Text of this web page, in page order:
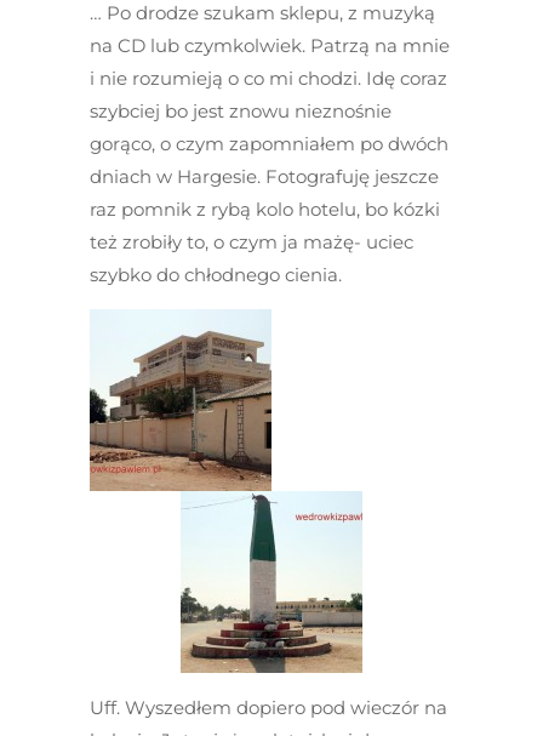
… Po drodze szukam sklepu, z muzyką
na CD lub czymkolwiek. Patrzą na mnie
i nie rozumieją o co mi chodzi. Idę coraz
szybciej bo jest znowu nieznośnie
gorąco, o czym zapomniałem po dwóch
dniach w Hargesie. Fotografuję jeszcze
raz pomnik z rybą kolo hotelu, bo kózki
też zrobiły to, o czym ja mażę- uciec
szybko do chłodnego cienia.
Uff. Wyszedłem dopiero pod wieczór na